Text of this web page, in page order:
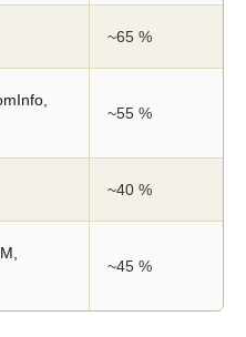
~65 %
~55 %
~40 %
~45 %